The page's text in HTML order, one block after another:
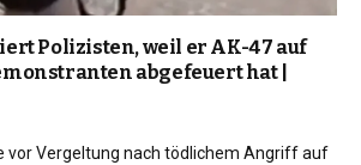
Polizisten, weil er AK-47 auf
abgefeuert hat |